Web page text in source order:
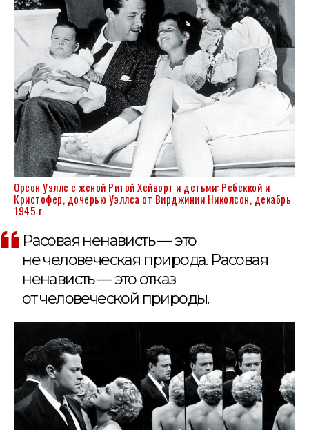
Орсон Уэллс с женой Ритой Хейворт и детьми: Ребеккой и
Кристофер, дочерью Уэллса от Вирджинии Николсон, декабрь
1945 г.
Расовая ненависть — это
не человеческая природа. Расовая
ненависть — это отказ
от человеческой природы.